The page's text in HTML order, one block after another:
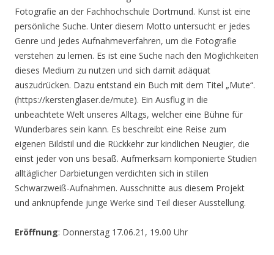
Fotografie an der Fachhochschule Dortmund. Kunst ist eine
persönliche Suche. Unter diesem Motto untersucht er jedes
Genre und jedes Aufnahmeverfahren, um die Fotografie
verstehen zu lernen. Es ist eine Suche nach den Möglichkeiten
dieses Medium zu nutzen und sich damit adäquat
auszudrücken. Dazu entstand ein Buch mit dem Titel „Mute“.
(https://kerstenglaser.de/mute). Ein Ausflug in die
unbeachtete Welt unseres Alltags, welcher eine Bühne für
Wunderbares sein kann. Es beschreibt eine Reise zum
eigenen Bildstil und die Rückkehr zur kindlichen Neugier, die
einst jeder von uns besaß. Aufmerksam komponierte Studien
alltäglicher Darbietungen verdichten sich in stillen
Schwarzweiß-Aufnahmen. Ausschnitte aus diesem Projekt
und anknüpfende junge Werke sind Teil dieser Ausstellung.
Eröffnung: Donnerstag 17.06.21, 19.00 Uhr